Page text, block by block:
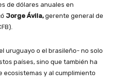
de dólares anuales en
Jorge Ávila,gerente general de
uruguayo o el brasileño- no solo
países, sino que también ha
y al cumplimiento